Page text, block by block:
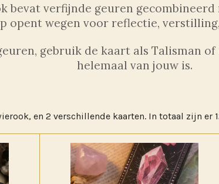
bevat verfijnde geuren
opent wegen voor reflectie,
gebruik de kaart als Talisman
helemaal van jouw is.
en 2 verschillende kaarten. In totaal zijn er